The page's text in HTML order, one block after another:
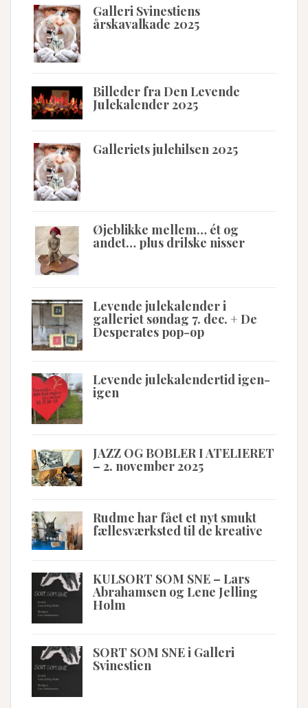
Galleri Svinestiens
årskavalkade 2025
Billeder fra Den Levende
Julekalender 2025
Galleriets julehilsen 2025
Øjeblikke mellem… ét og
andet… plus drilske nisser
Levende julekalender i
galleriet søndag 7. dec. + De
Desperates pop-op
Levende julekalendertid igen-
igen
JAZZ OG BOBLER I ATELIERET
– 2. november 2025
Rudme har fået et nyt smukt
fællesværksted til de kreative
KULSORT SOM SNE – Lars
Abrahamsen og Lene Jelling
Holm
SORT SOM SNE i Galleri
Svinestien